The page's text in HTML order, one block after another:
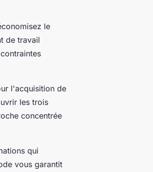
le
de travail
l'acquisition de
les trois
concentrée
qui
vous garantit